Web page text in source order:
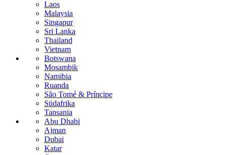
Laos
Malaysia
Singapur
Sri Lanka
Thailand
Vietnam
Botswana
Mosambik
Namibia
Ruanda
São Tomé & Príncipe
Südafrika
Tansania
Abu Dhabi
Ajman
Dubai
Katar